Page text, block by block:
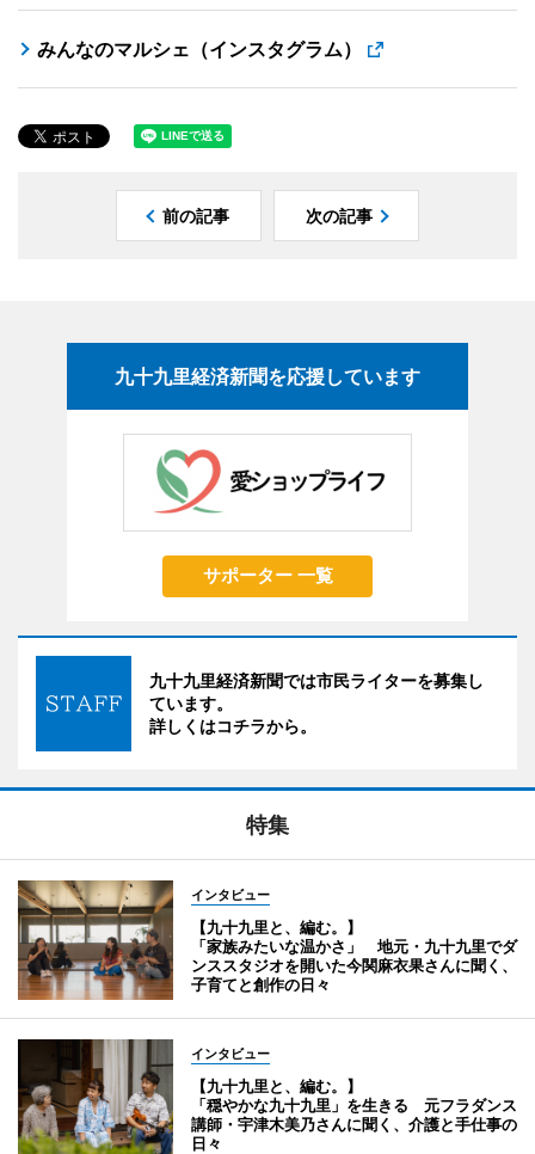
みんなのマルシェ（インスタグラム）
前の記事 次の記事
九十九里経済新聞を応援しています
サポーター 一覧
九十九里経済新聞では市民ライターを募集し
ています。
詳しくはコチラから。
特集
インタビュー
【九十九里と、編む。】
「家族みたいな温かさ」 地元・九十九里でダ
ンススタジオを開いた今関麻衣果さんに聞く、
子育てと創作の日々
インタビュー
【九十九里と、編む。】
「穏やかな九十九里」を生きる 元フラダンス
講師・宇津木美乃さんに聞く、介護と手仕事の
日々